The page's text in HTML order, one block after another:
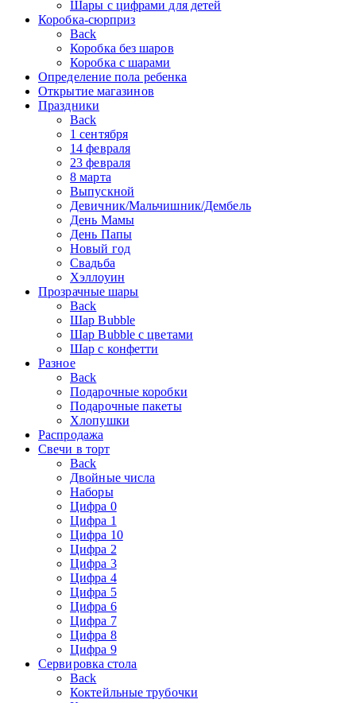
Шары с цифрами для детей
Коробка-сюрприз
Back
Коробка без шаров
Коробка с шарами
Определение пола ребенка
Открытие магазинов
Праздники
Back
1 сентября
14 февраля
23 февраля
8 марта
Выпускной
Девичник/Мальчишник/Дембель
День Мамы
День Папы
Новый год
Свадьба
Хэллоуин
Прозрачные шары
Back
Шар Bubble
Шар Bubble с цветами
Шар с конфетти
Разное
Back
Подарочные коробки
Подарочные пакеты
Хлопушки
Распродажа
Свечи в торт
Back
Двойные числа
Наборы
Цифра 0
Цифра 1
Цифра 10
Цифра 2
Цифра 3
Цифра 4
Цифра 5
Цифра 6
Цифра 7
Цифра 8
Цифра 9
Сервировка стола
Back
Коктейльные трубочки